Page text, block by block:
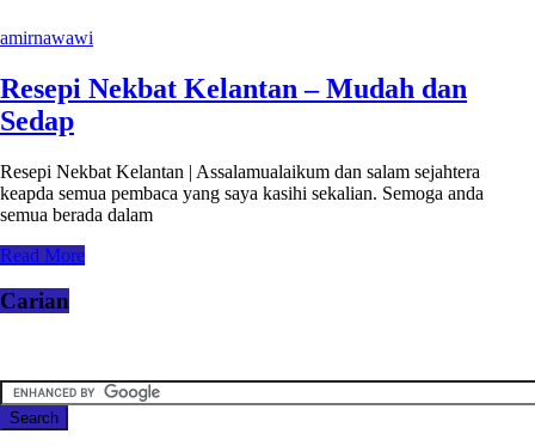
amirnawawi
Resepi Nekbat Kelantan – Mudah dan
Sedap
Resepi Nekbat Kelantan | Assalamualaikum dan salam sejahtera
keapda semua pembaca yang saya kasihi sekalian. Semoga anda
semua berada dalam
Read More
Carian